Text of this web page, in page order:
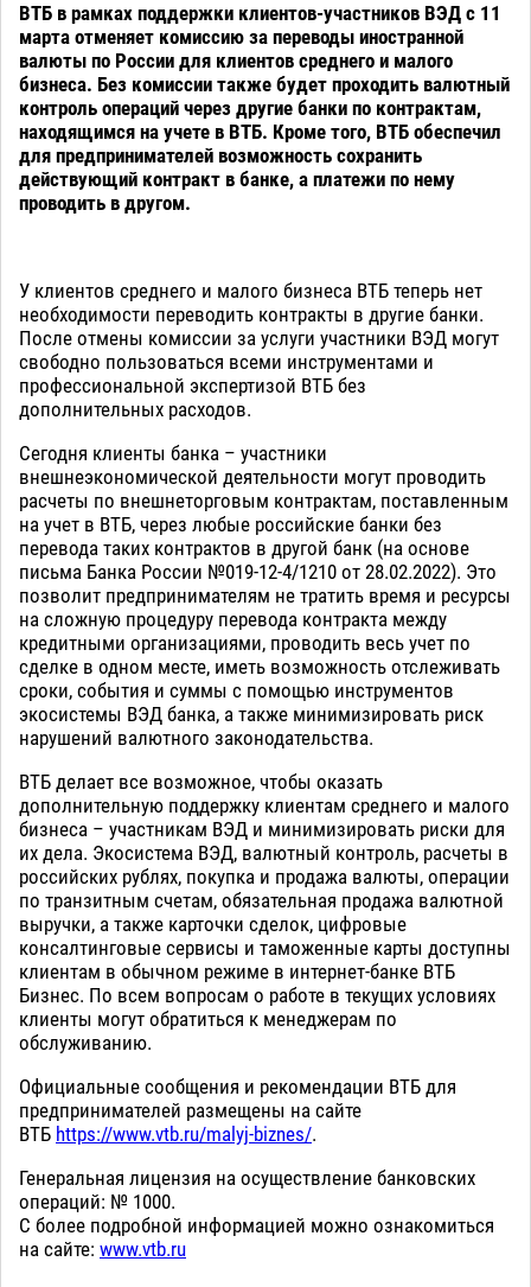
ВТБ в рамках поддержки клиентов-участников ВЭД с 11
марта отменяет комиссию за переводы иностранной
валюты по России для клиентов среднего и малого
бизнеса. Без комиссии также будет проходить валютный
контроль операций через другие банки по контрактам,
находящимся на учете в ВТБ. Кроме того, ВТБ обеспечил
для предпринимателей возможность сохранить
действующий контракт в банке, а платежи по нему
проводить в другом.
У клиентов среднего и малого бизнеса ВТБ теперь нет
необходимости переводить контракты в другие банки.
После отмены комиссии за услуги участники ВЭД могут
свободно пользоваться всеми инструментами и
профессиональной экспертизой ВТБ без
дополнительных расходов.
Сегодня клиенты банка – участники
внешнеэкономической деятельности могут проводить
расчеты по внешнеторговым контрактам, поставленным
на учет в ВТБ, через любые российские банки без
перевода таких контрактов в другой банк (на основе
письма Банка России №019-12-4/1210 от 28.02.2022). Это
позволит предпринимателям не тратить время и ресурсы
на сложную процедуру перевода контракта между
кредитными организациями, проводить весь учет по
сделке в одном месте, иметь возможность отслеживать
сроки, события и суммы с помощью инструментов
экосистемы ВЭД банка, а также минимизировать риск
нарушений валютного законодательства.
ВТБ делает все возможное, чтобы оказать
дополнительную поддержку клиентам среднего и малого
бизнеса – участникам ВЭД и минимизировать риски для
их дела. Экосистема ВЭД, валютный контроль, расчеты в
российских рублях, покупка и продажа валюты, операции
по транзитным счетам, обязательная продажа валютной
выручки, а также карточки сделок, цифровые
консалтинговые сервисы и таможенные карты доступны
клиентам в обычном режиме в интернет-банке ВТБ
Бизнес. По всем вопросам о работе в текущих условиях
клиенты могут обратиться к менеджерам по
обслуживанию.
Официальные сообщения и рекомендации ВТБ для
предпринимателей размещены на сайте
ВТБ https://www.vtb.ru/malyj-biznes/.
Генеральная лицензия на осуществление банковских
операций: № 1000.
С более подробной информацией можно ознакомиться
на сайте: www.vtb.ru